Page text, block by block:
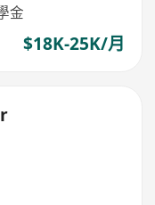
金
$18K-25K/月